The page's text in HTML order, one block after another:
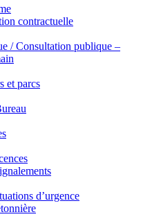
contractuelle
/ Consultation publique –
et parcs
d’urgence